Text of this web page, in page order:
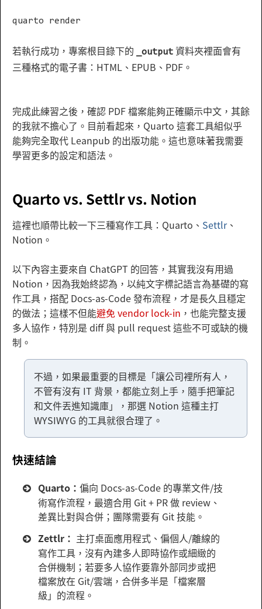
quarto render
若執行成功，專案根目錄下的 _output 資料夾裡面會有
三種格式的電子書：HTML、EPUB、PDF。
完成此練習之後，確認 PDF 檔案能夠正確顯示中文，其餘
的我就不擔心了。目前看起來，Quarto 這套工具組似乎
能夠完全取代 Leanpub 的出版功能。這也意味著我需要
學習更多的設定和語法。
Quarto vs. Settlr vs. Notion
這裡也順帶比較一下三種寫作工具：Quarto、 Settlr、
Notion。
以下內容主要來自 ChatGPT 的回答，其實我沒有用過
Notion，因為我始終認為，以純文字標記語言為基礎的寫
作工具，搭配 Docs-as-Code 發布流程，才是長久且穩定
的做法；這樣不但能避免 vendor lock-in ，也能完整支援
多人協作，特別是 diff 與 pull request 這些不可或缺的機
制。
不過，如果最重要的目標是「讓公司裡所有人，
不管有沒有 IT 背景，都能立刻上手，隨手把筆記
和文件丟進知識庫」，那選 Notion 這種主打
WYSIWYG 的工具就很合理了。
快速結論
Quarto：偏向 Docs-as-Code 的專業文件/技
術寫作流程，最適合用 Git + PR 做 review、
差異比對與合併；團隊需要有 Git 技能。
Zettlr： 主打桌面應用程式、偏個人/離線的
寫作工具，沒有內建多人即時協作或細緻的
合併機制；若要多人協作要靠外部同步或把
檔案放在 Git/雲端，合併多半是「檔案層
級」的流程。